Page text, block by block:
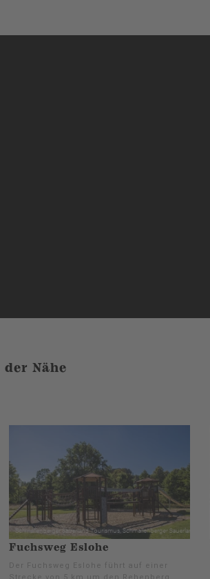
Nähe
Fuchsweg Eslohe
Der Fuchsweg Eslohe führt auf einer
Strecke von 5 km um den Rehenberg.